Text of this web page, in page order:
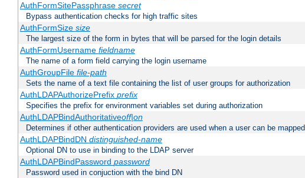
AuthFormSitePassphrase secret
Bypass authentication checks for high traffic sites
AuthFormSize size
The largest size of the form in bytes that will be parsed for the login details
AuthFormUsername fieldname
The name of a form field carrying the login username
AuthGroupFile file-path
Sets the name of a text file containing the list of user groups for authorization
AuthLDAPAuthorizePrefix prefix
Specifies the prefix for environment variables set during authorization
AuthLDAPBindAuthoritativeoff|on
Determines if other authentication providers are used when a user can be
AuthLDAPBindDN distinguished-name
Optional DN to use in binding to the LDAP server
AuthLDAPBindPassword password
Password used in conjuction with the bind DN